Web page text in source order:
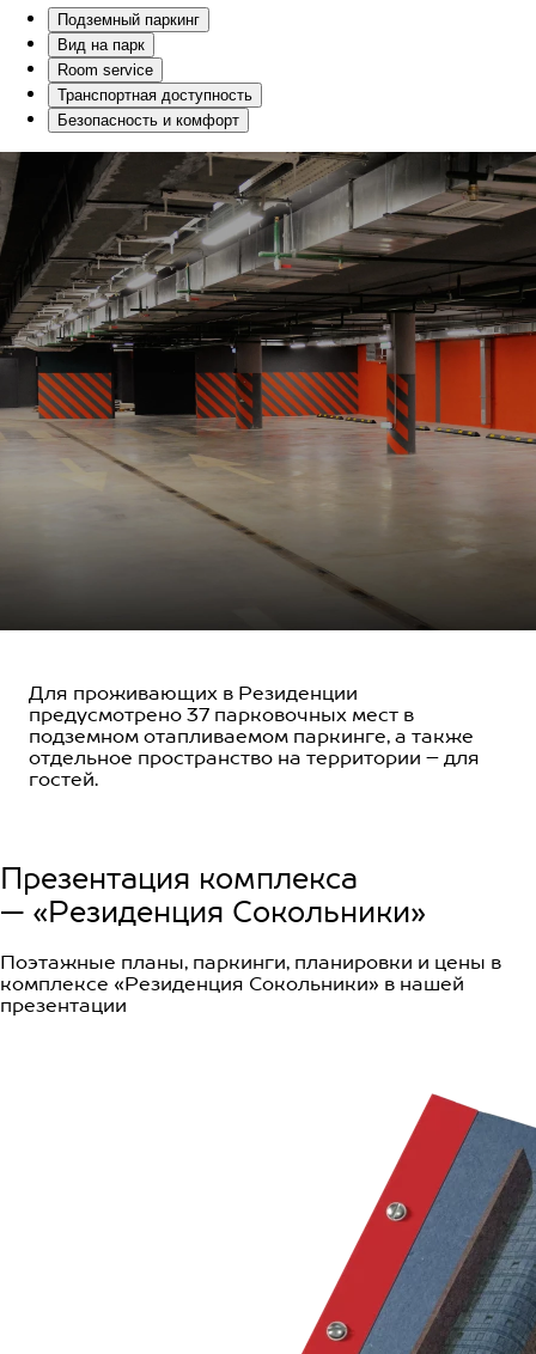
Подземный паркинг
Вид на парк
Room service
Транспортная доступность
Безопасность и комфорт
Для проживающих в Резиденции
предусмотрено 37 парковочных мест в
подземном отапливаемом паркинге, а также
отдельное пространство на территории – для
гостей.
Презентация комплекса
— «Резиденция Сокольники»
Поэтажные планы, паркинги, планировки и цены в
комплексе «Резиденция Сокольники» в нашей
презентации